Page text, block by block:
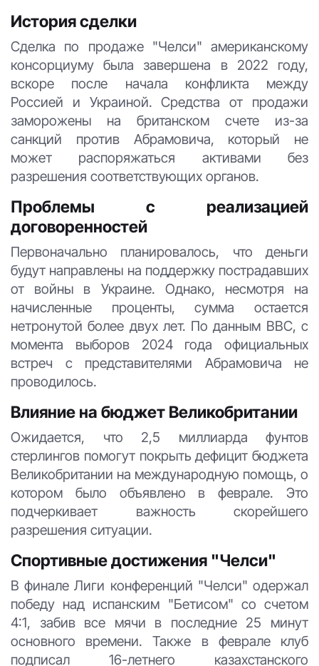
История сделки
Сделка по продаже "Челси" американскому
консорциуму была завершена в 2022 году,
вскоре после начала конфликта между
Россией и Украиной. Средства от продажи
заморожены на британском счете из-за
санкций против Абрамовича, который не
может распоряжаться активами без
разрешения соответствующих органов.
Проблемы с реализацией
договоренностей
Первоначально планировалось, что деньги
будут направлены на поддержку пострадавших
от войны в Украине. Однако, несмотря на
начисленные проценты, сумма остается
нетронутой более двух лет. По данным BBC, с
момента выборов 2024 года официальных
встреч с представителями Абрамовича не
проводилось.
Влияние на бюджет Великобритании
Ожидается, что 2,5 миллиарда фунтов
стерлингов помогут покрыть дефицит бюджета
Великобритании на международную помощь, о
котором было объявлено в феврале. Это
подчеркивает важность скорейшего
разрешения ситуации.
Спортивные достижения "Челси"
В финале Лиги конференций "Челси" одержал
победу над испанским "Бетисом" со счетом
4:1, забив все мячи в последние 25 минут
основного времени. Также в феврале клуб
подписал 16-летнего казахстанского